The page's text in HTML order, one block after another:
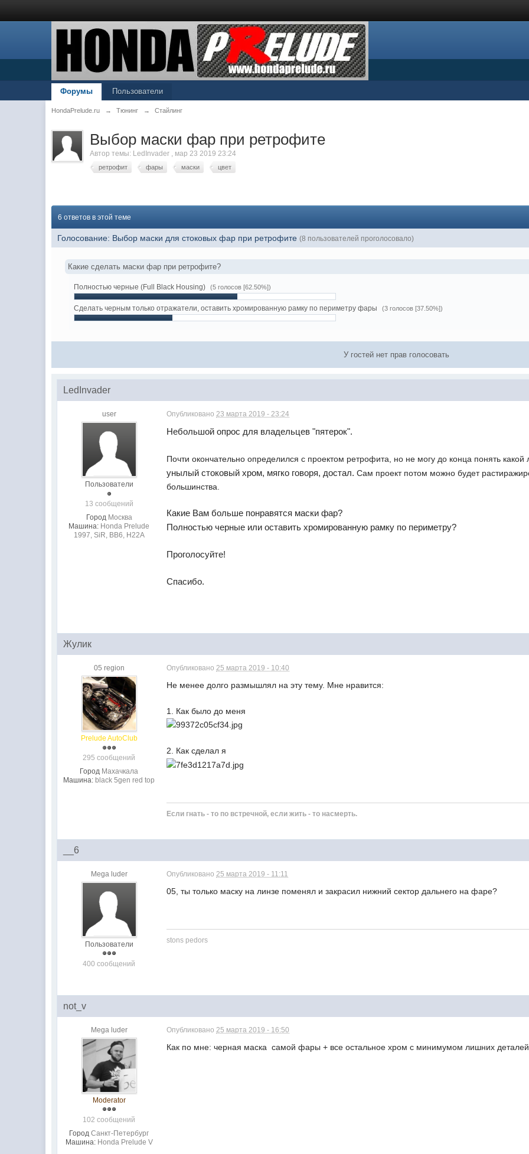
Форумы Пользователи
HondaPrelude.ru → Тюнинг → Стайлинг
Выбор маски фар при ретрофите
Автор темы: LedInvader , мар 23 2019 23:24
ретрофит фары маски цвет
6 ответов в этой теме
Голосование: Выбор маски для стоковых фар при ретрофите(8 пользователей проголосовало)
Какие сделать маски фар при ретрофите?
Полностью черные (Full Black Housing) (5 голосов [62.50%])
Сделать черным только отражатели, оставить хромированную рамку по периметру фары (3 голосов [37.50%])
У гостей нет прав голосовать
LedInvader
user
Пользователи
13 сообщений
Город Москва
Машина: Honda Prelude
1997, SiR, BB6, H22A
Опубликовано23 марта 2019 - 23:24
Небольшой опрос для владельцев "пятерок".
Почти окончательно определился с проектом ретрофита, но не могу до конца понять
унылый стоковый хром, мягко говоря, достал.Сам проект потом можно будет
большинства.
Какие Вам больше понравятся маски фар?
Полностью черные или оставить хромированную рамку по периметру?
Проголосуйте!
Спасибо.
Жулик
05 region
Prelude AutoClub
295 сообщений
Город Махачкала
Машина: black 5gen red top
Опубликовано25 марта 2019 - 10:40
Не менее долго размышлял на эту тему. Мне нравится:
1. Как было до меня
2. Как сделал я
Если гнать - то по встречной, если жить - то насмерть.
__6
Mega luder
Пользователи
400 сообщений
Опубликовано 25 марта 2019 - 11:11
05, ты только маску на линзе поменял и закрасил нижний сектор дальнего на фаре?
stons pedors
not_v
Mega luder
Moderator
102 сообщений
Город Санкт-Петербург
Машина: Honda Prelude V
Опубликовано 25 марта 2019 - 16:50
Как по мне: черная маска самой фары + все остальное хром с минимумом лишних деталей,